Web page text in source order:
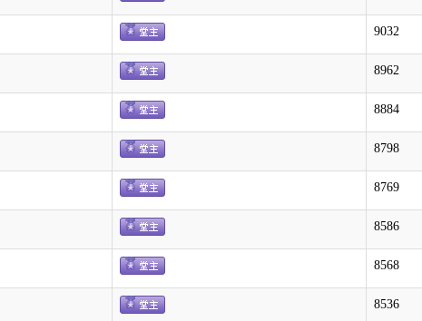
9032
8962
8884
8798
8769
8586
8568
8536